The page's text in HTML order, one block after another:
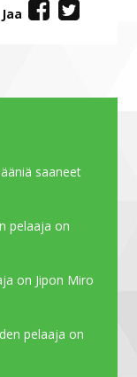
Jaa
saaneet
pelaaja on
on Jipon Miro
pelaaja on